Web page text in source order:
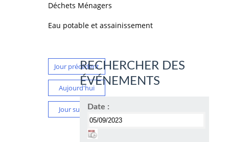
Déchets Ménagers
Eau potable et assainissement
Jour précédent
Aujourd'hui
Jour suivant
RECHERCHER DES
ÉVÉNEMENTS
Date :